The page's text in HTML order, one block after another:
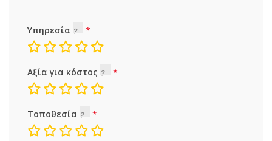
Υπηρεσία
Αξία για κόστος
Τοποθεσία